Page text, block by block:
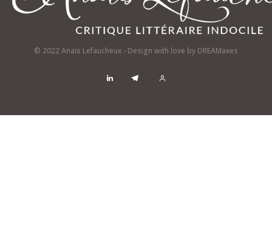
© 2022 Anaïs Lefaucheux - Design with love by DREAMaxes